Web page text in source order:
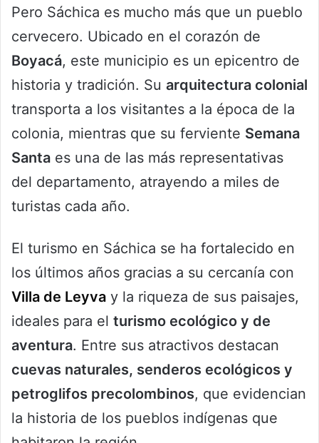
Pero Sáchica es mucho más que un pueblo
cervecero. Ubicado en el corazón de
Boyacá, este municipio es un epicentro de
historia y tradición. Su arquitectura colonial
transporta a los visitantes a la época de la
colonia, mientras que su ferviente Semana
Santa es una de las más representativas
del departamento, atrayendo a miles de
turistas cada año.
El turismo en Sáchica se ha fortalecido en
los últimos años gracias a su cercanía con
Villa de Leyva y la riqueza de sus paisajes,
ideales para el turismo ecológico y de
aventura. Entre sus atractivos destacan
cuevas naturales, senderos ecológicos y
petroglifos precolombinos, que evidencian
la historia de los pueblos indígenas que